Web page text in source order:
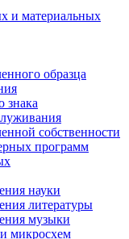
и материальных
образца
знака
собственности
программ
науки
литературы
музыки
микросхем